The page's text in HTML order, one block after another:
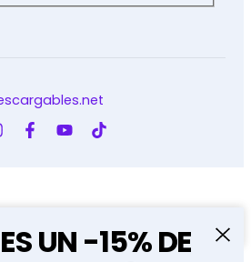
UN -15% DE